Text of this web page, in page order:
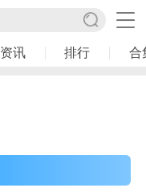
资讯 排行 合